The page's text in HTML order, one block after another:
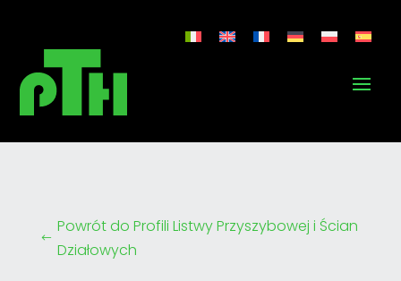
#
Powrót do Profili Listwy Przyszybowej i Ścian
Działowych